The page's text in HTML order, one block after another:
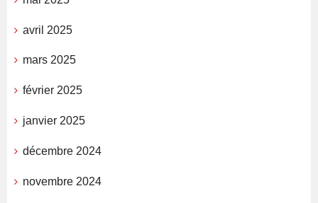
avril 2025
mars 2025
février 2025
janvier 2025
décembre 2024
novembre 2024